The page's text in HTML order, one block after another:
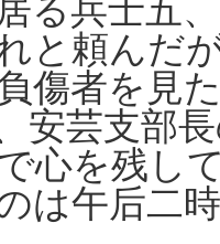
る兵士五
と頼んだ
傷者を見
安芸支部
心を残し
は午后二